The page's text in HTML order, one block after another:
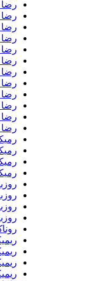
رضا
رضا قائمی
رضا
رضا
رضا ملک
رضا
رضا نمو
رضا نمو
رضا نیک
رضا
رضا
رضا یزدانی
رمیکس
رمیکس
رمیکس
رمیکس
روزبه
روزبه
روزبه
روزبه
روناک بند
ریمیکس
ریمیکس
ریمیکس
ریمیکس